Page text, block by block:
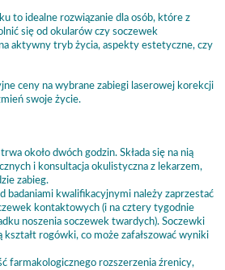
to idealne rozwiązanie dla osób, które z
się od okularów czy soczewek
aktywny tryb życia, aspekty estetyczne, czy
ceny na wybrane zabiegi laserowej korekcji
swoje życie.
około dwóch godzin. Składa się na nią
i konsultacja okulistyczna z lekarzem,
zabieg.
badaniami kwalifikacyjnymi należy zaprzestać
kontaktowych (i na cztery tygodnie
noszenia soczewek twardych). Soczewki
kształt rogówki, co może zafałszować wyniki
farmakologicznego rozszerzenia źrenicy,